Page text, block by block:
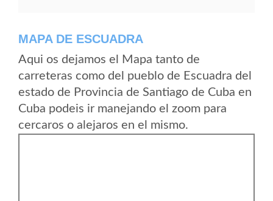
MAPA DE ESCUADRA
Aqui os dejamos el Mapa tanto de
carreteras como del pueblo de Escuadra del
estado de Provincia de Santiago de Cuba en
Cuba podeis ir manejando el zoom para
cercaros o alejaros en el mismo.